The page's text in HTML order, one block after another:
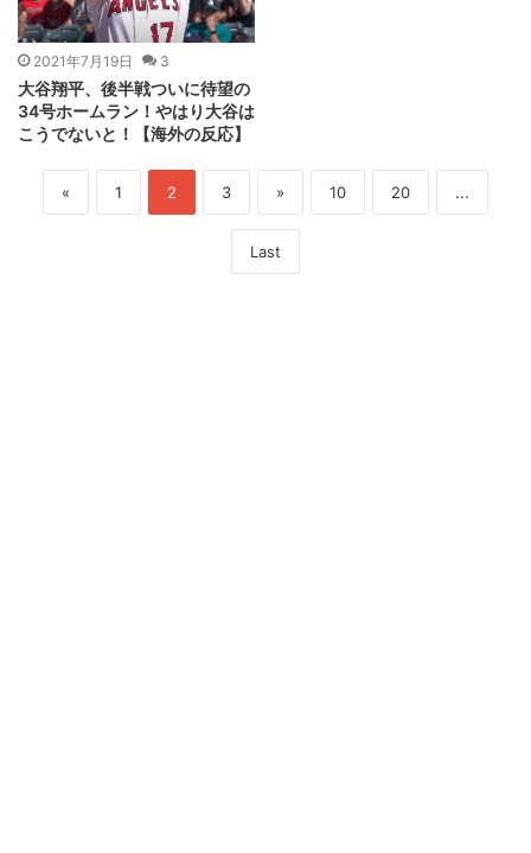
2021年7月19日 3
大谷翔平、後半戦ついに待望の
34号ホームラン！やはり大谷は
こうでないと！【海外の反応】
« 1 2 3 » 10 20 ...
Last